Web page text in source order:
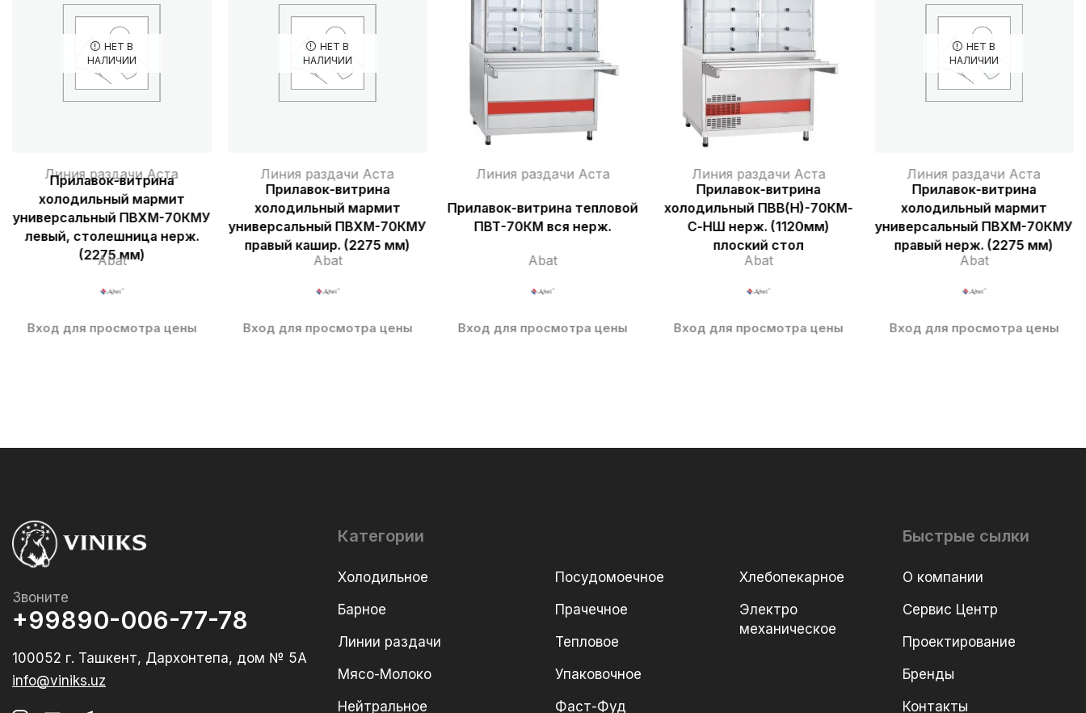
НЕТ В
НАЛИЧИИ
Линия раздачи Аста
Прилавок-витрина
холодильный мармит
универсальный ПВХМ-70КМУ
левый, столешница нерж.
(2275 мм)
Abat
Вход для просмотра цены
НЕТ В
НАЛИЧИИ
Линия раздачи Аста
Прилавок-витрина
холодильный мармит
универсальный ПВХМ-70КМУ
правый кашир. (2275 мм)
Abat
Вход для просмотра цены
Линия раздачи Аста
Прилавок-витрина тепловой
ПВТ-70КМ вся нерж.
Abat
Вход для просмотра цены
Линия раздачи Аста
Прилавок-витрина
холодильный ПВВ(Н)-70КМ-
С-НШ нерж. (1120мм)
плоский стол
Abat
Вход для просмотра цены
НЕТ В
НАЛИЧИИ
Линия раздачи Аста
Прилавок-витрина
холодильный мармит
универсальный ПВХМ-70КМУ
правый нерж. (2275 мм)
Abat
Вход для просмотра цены
Звоните
+99890-006-77-78
100052 г. Ташкент, Дархонтепа, дом № 5А
info@viniks.uz
Категории
Холодильное
Барное
Линии раздачи
Мясо-Молоко
Нейтральное
Посудомоечное
Прачечное
Тепловое
Упаковочное
Фаст-Фуд
Хлебопекарное
Электро
механическое
Быстрые сылки
О компании
Сервис Центр
Проектирование
Бренды
Контакты